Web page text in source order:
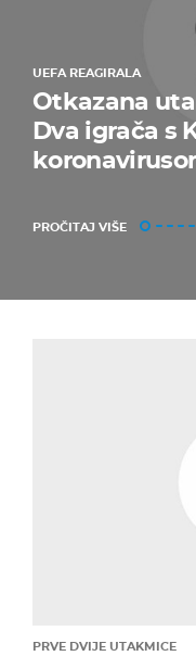
UEFA REAGIRALA
Otkazana
Dva igrača s
PROČITAJ VIŠE
PRVE DVIJE UTAKMICE